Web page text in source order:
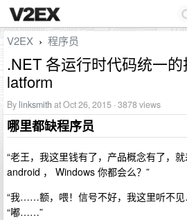
V2EX › 程序员
.NET 各运行时代码统一
latform
By linksmith at Oct 26, 2015 · 3878 views
哪里都缺程序员
“老王，我这里钱有了，产品概念有了，就
android ， Windows 你都会么？”
“我……额，喂！信号不好，我这里听不
“嘟……”